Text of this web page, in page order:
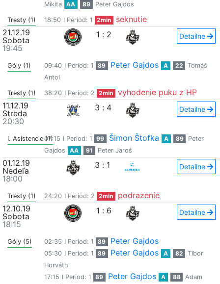
Mikita
AA 89 Peter Gajdos
Tresty (1) 18:50 I Period: 1 2min
seknutie
21.12.19
Sobota
19:45
1 : 2 Detailne
Góly (1) 09:40 I Period: 1 89 Peter Gajdos A 22
Tomáš
Antol
Tresty (1) 38:20 I Period: 2 2min
vyhodenie puku z HP
11.12.19
Streda
20:30
3 : 4 Detailne
I. Asistencie (1)07:15 I Period: 1 99 Šimon Štofka A 89
Peter
Gajdos
AA 91 Peter Jaroš
01.12.19
Nedeľa
18:00
3 : 1 Detailne
Tresty (1) 24:20 I Period: 2 2min
podrazenie
12.10.19
Sobota
18:15
1 : 6 Detailne
Góly (5) 02:35 I Period: 1 89 Peter Gajdos
05:30 I Period: 1 89 Peter Gajdos A 82
Tibor
Horváth
17:15 I Period: 1 89 Peter Gajdos A 88
Adam